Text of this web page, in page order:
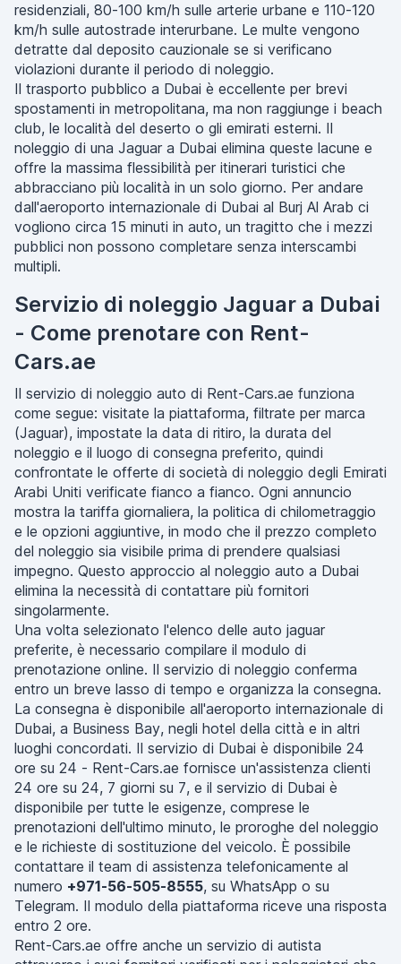
residenziali, 80-100 km/h sulle arterie urbane e 110-120
km/h sulle autostrade interurbane. Le multe vengono
detratte dal deposito cauzionale se si verificano
violazioni durante il periodo di noleggio.
Il trasporto pubblico a Dubai è eccellente per brevi
spostamenti in metropolitana, ma non raggiunge i beach
club, le località del deserto o gli emirati esterni. Il
noleggio di una Jaguar a Dubai elimina queste lacune e
offre la massima flessibilità per itinerari turistici che
abbracciano più località in un solo giorno. Per andare
dall'aeroporto internazionale di Dubai al Burj Al Arab ci
vogliono circa 15 minuti in auto, un tragitto che i mezzi
pubblici non possono completare senza interscambi
multipli.
Servizio di noleggio Jaguar a Dubai
- Come prenotare con Rent-
Cars.ae
Il servizio di noleggio auto di Rent-Cars.ae funziona
come segue: visitate la piattaforma, filtrate per marca
(Jaguar), impostate la data di ritiro, la durata del
noleggio e il luogo di consegna preferito, quindi
confrontate le offerte di società di noleggio degli Emirati
Arabi Uniti verificate fianco a fianco. Ogni annuncio
mostra la tariffa giornaliera, la politica di chilometraggio
e le opzioni aggiuntive, in modo che il prezzo completo
del noleggio sia visibile prima di prendere qualsiasi
impegno. Questo approccio al noleggio auto a Dubai
elimina la necessità di contattare più fornitori
singolarmente.
Una volta selezionato l'elenco delle auto jaguar
preferite, è necessario compilare il modulo di
prenotazione online. Il servizio di noleggio conferma
entro un breve lasso di tempo e organizza la consegna.
La consegna è disponibile all'aeroporto internazionale di
Dubai, a Business Bay, negli hotel della città e in altri
luoghi concordati. Il servizio di Dubai è disponibile 24
ore su 24 - Rent-Cars.ae fornisce un'assistenza clienti
24 ore su 24, 7 giorni su 7, e il servizio di Dubai è
disponibile per tutte le esigenze, comprese le
prenotazioni dell'ultimo minuto, le proroghe del noleggio
e le richieste di sostituzione del veicolo. È possibile
contattare il team di assistenza telefonicamente al
numero +971-56-505-8555, su WhatsApp o su
Telegram. Il modulo della piattaforma riceve una risposta
entro 2 ore.
Rent-Cars.ae offre anche un servizio di autista